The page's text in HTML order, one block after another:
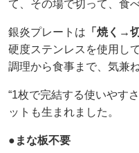
て、その場で切って、食
銀炎プレートは 「焼く→
硬度ステンレスを使用し
調理から食事まで、気兼
“1枚で完結する使いやす
ットも生まれました。
● まな板不要